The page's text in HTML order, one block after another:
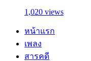
1,020 views
หน้าแรก
เพลง
สารคดี